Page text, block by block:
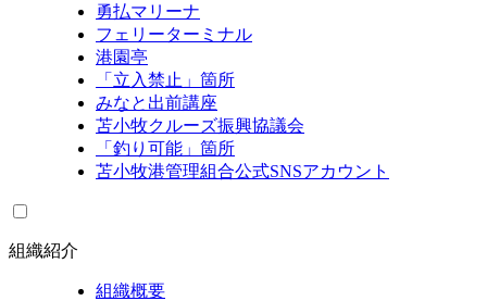
勇払マリーナ
フェリーターミナル
港園亭
「立入禁止」箇所
みなと出前講座
苫小牧クルーズ振興協議会
「釣り可能」箇所
苫小牧港管理組合公式SNSアカウント
組織紹介
組織概要